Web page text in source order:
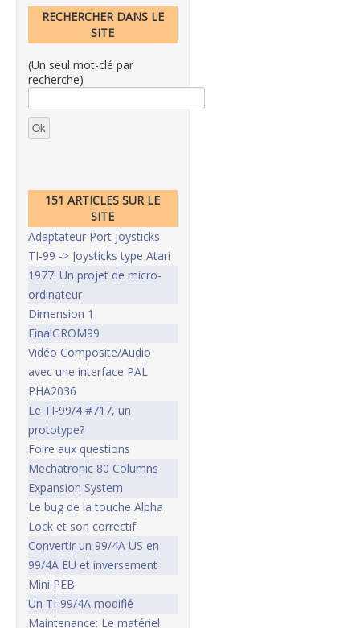
RECHERCHER DANS LE
SITE
(Un seul mot-clé par
recherche)
151 ARTICLES SUR LE
SITE
Adaptateur Port joysticks
TI-99 -> Joysticks type Atari
1977: Un projet de micro-
ordinateur
Dimension 1
FinalGROM99
Vidéo Composite/Audio
avec une interface PAL
PHA2036
Le TI-99/4 #717, un
prototype?
Foire aux questions
Mechatronic 80 Columns
Expansion System
Le bug de la touche Alpha
Lock et son correctif
Convertir un 99/4A US en
99/4A EU et inversement
Mini PEB
Un TI-99/4A modifié
Maintenance: Le matériel